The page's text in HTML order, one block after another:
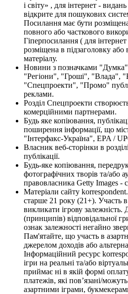
і світу» , для інтернет -
відкрите для пошукових
Посилання має бути
повного або часткового
Гіперпосилання ( для
розміщена в підзаголовку або
матеріалу.
Новини з позначками
"Регіони", "Гроші", "Влада",
"Спецпроекти", "Промо"
реклами.
Розділ Спецпроекти
комерційними партнерами.
Будь яке копіювання,
поширення інформації, що
"Інтерфакс-Україна", EPA /
Власник веб-сторінки в
публікації.
Будь-яке копіювання,
фотографічних творів та/або
правовласника Getty Images -
Матеріали сайту
старше 21 року (21+). Участь
викликати ігрову
(принципів) відповідальної
ознак залежності негайно
Пам'ятайте, що участь в
джерелом доходів або
Інформаційний ресурс
ігри на реальні та/або
приймає ні в якій формі
платежів, які пов’язані/
азартними іграми,